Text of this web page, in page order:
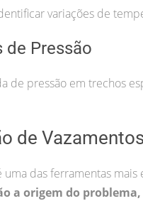
variações de
de Pressão
de pressão em trechos
de
uma das ferramentas
a origem do problema,